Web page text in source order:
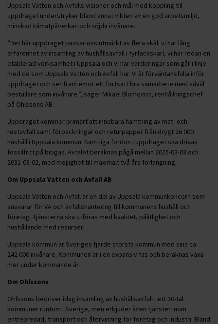
Uppsala Vatten och Avfalls visioner och mål med koppling till
uppdraget understryker bland annat vikten av en god arbetsmiljö,
minskad klimatpåverkan och nöjda invånare.
”Det här uppdraget passar oss utmärkt av flera skäl: vi har lång
erfarenhet av insamling av hushållsavfall i fyrfackskärl, vi har redan en
etablerad verksamhet i Uppsala och vi har värderingar som går i linje
med de som Uppsala Vatten och Avfall har. Vi är förväntansfulla inför
uppdraget och ser fram emot ett fortsatt bra samarbete med såväl
beställare som invånare.”, säger Mikael Blomqvist, renhållningschef
på Ohlssons AB.
Uppdraget kommer primärt att innebära hämtning av mat- och
restavfall samt förpackningar och returpapper från drygt 26 000
hushåll i Uppsala kommun. Samtliga fordon i uppdraget ska drivas
fossilfritt på biogas. Avtalet beräknas pågå mellan 2025-03-03 och
2031-03-02, med möjlighet till maximalt två års förlängning.
Om Uppsala Vatten och Avfall AB
Uppsala Vatten och Avfall är en del av Uppsala kommunkoncern som
ansvarar för VA och avfallshantering till kommunens hushåll och
företag. Tjänsterna ska utföras med kvalitet, pålitlighet och
hushållande med resurser.
Uppsala kommun är Sveriges fjärde största kommun med sina ca
242 000 invånare. Kommunen är i en expansiv fas och beräknas växa
mer under kommande år.
Om Ohlssons
Ohlssons bedriver idag insamling av hushållsavfall i ett 30-tal
kommuner runtom i Sverige, men erbjuder även tjänster inom
entreprenad, transport och återvinning för företag och industri. Bland